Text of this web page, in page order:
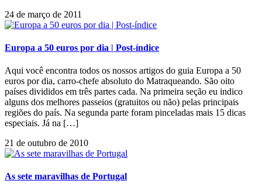
24 de março de 2011
Europa a 50 euros por dia | Post-índice
Aqui você encontra todos os nossos artigos do guia Europa a 50
euros por dia, carro-chefe absoluto do Matraqueando. São oito
países divididos em três partes cada. Na primeira seção eu indico
alguns dos melhores passeios (gratuitos ou não) pelas principais
regiões do país. Na segunda parte foram pinceladas mais 15 dicas
especiais. Já na […]
21 de outubro de 2010
As sete maravilhas de Portugal